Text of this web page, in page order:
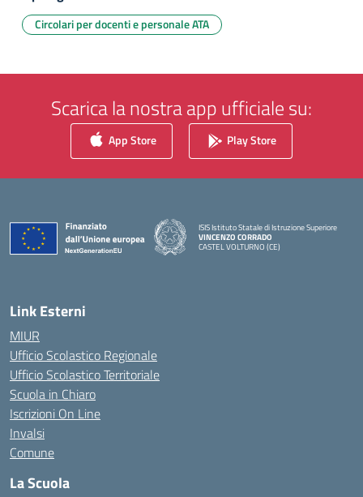
Circolari per docenti e personale ATA
Scarica la nostra app ufficiale su:
App Store Play Store
ISIS Istituto Statale di Istruzione Superiore
VINCENZO CORRADO
CASTEL VOLTURNO (CE)
Link Esterni
MIUR
Ufficio Scolastico Regionale
Ufficio Scolastico Territoriale
Scuola in Chiaro
Iscrizioni On Line
Invalsi
Comune
La Scuola